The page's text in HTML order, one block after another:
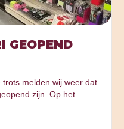
GEOPEND
melden wij weer dat
zijn. Op het